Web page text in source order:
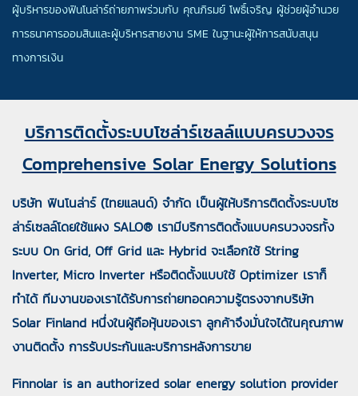
ผู้บริหารของฟินโนล่าร์ถ่ายภาพร่วมกับ คุณภิรมย์ โพธิ์เจริญ ผู้ช่วยผู้อำนวย
การธนาคารออมสินและผู้บริหารสายงาน SME ในฐานะผู้ให้การสนับสนุน
ทางการเงิน
บริการติดตั้งระบบโซล่าร์เซลล์แบบครบวงจร
Comprehensive Solar Energy Solutions
บริษัท ฟินโนล่าร์ (ไทยแลนด์) จำกัด เป็นผู้ให้บริการติดตั้งระบบโซ
ล่าร์เซลล์โดยใช้แผง SALO® เรามีบริการติดตั้งแบบครบวงจรทั้ง
ระบบ On Grid, Off Grid และ Hybrid จะเลือกใช้ String
Inverter, Micro Inverter หรือติดตั้งแบบใช้ Optimizer เราก็
ทำได้ ทีมงานของเราได้รับการถ่ายทอดความรู้ตรงจากบริษัท
Solar Finland หนึ่งในผู้ถือหุ้นของเรา ลูกค้าจึงมั่นใจได้ในคุณภาพ
งานติดตั้ง การรับประกันและบริการหลังการขาย
Finnolar is an authorized solar energy solution provider